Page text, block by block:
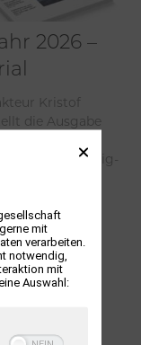
2026 –
Kristof
die Ausgabe
Schleswig-
mit
verarbeiten.
notwendig,
mit
Auswahl: